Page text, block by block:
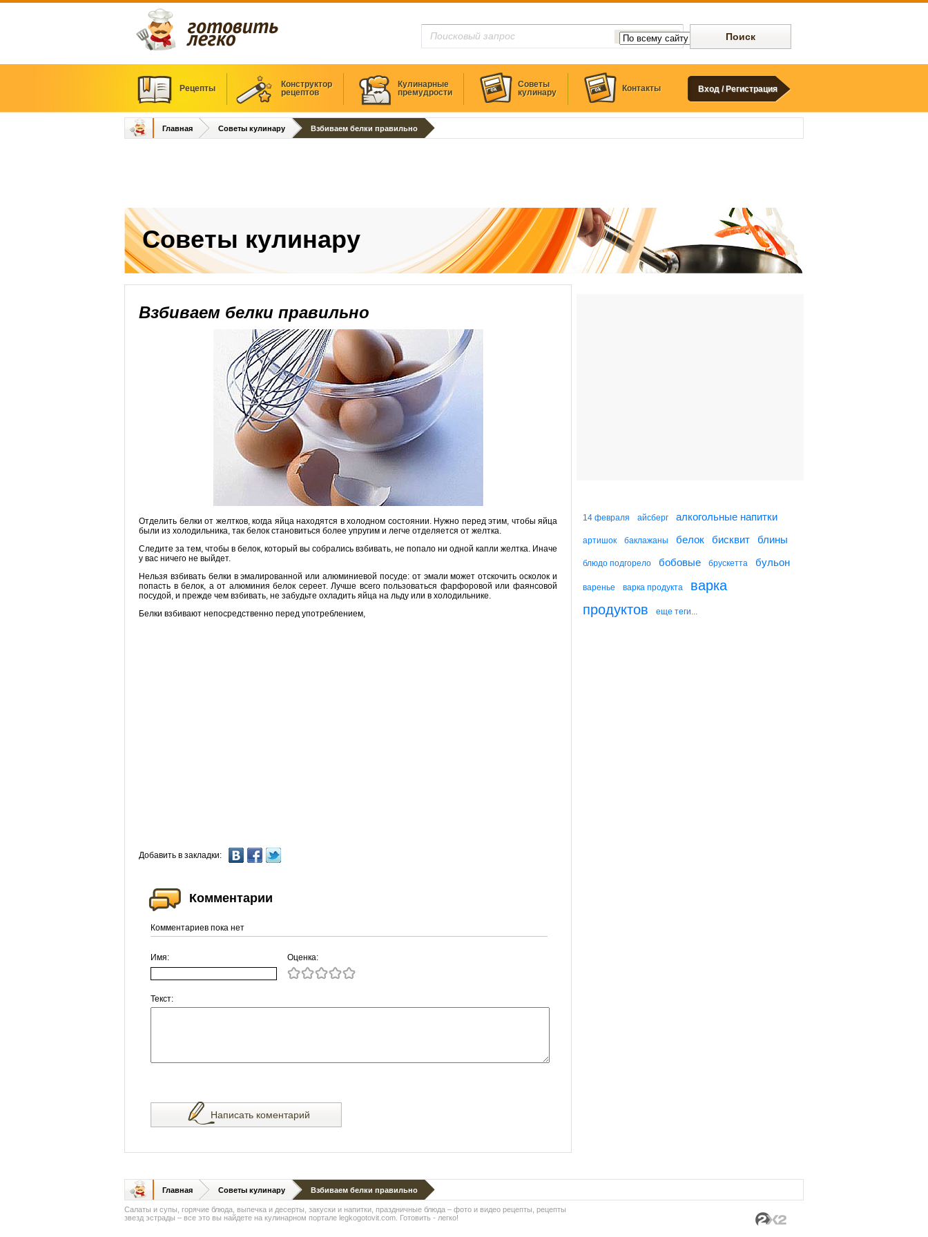
Рецепты
Конструктор
рецептов
Кулинарные
премудрости
Советы
кулинару
Контакты Вход / Регистрация
Главная Советы кулинару Взбиваем белки правильно
Советы кулинару
Взбиваем белки правильно
Отделить белки от желтков, когда яйца находятся в холодном состоянии. Нужно перед этим, чтобы яйца
были из холодильника, так белок становиться более упругим и легче отделяется от желтка.
Следите за тем, чтобы в белок, который вы собрались взбивать, не попало ни одной капли желтка. Иначе
у вас ничего не выйдет.
Нельзя взбивать белки в эмалированной или алюминиевой посуде: от эмали может отскочить осколок и
попасть в белок, а от алюминия белок сереет. Лучше всего пользоваться фарфоровой или фаянсовой
посудой, и прежде чем взбивать, не забудьте охладить яйца на льду или в холодильнике.
Белки взбивают непосредственно перед употреблением,
Добавить в закладки:
Комментарии
Комментариев пока нет
Имя: Оценка:
Текст:
Написать коментарий
14 февраля айсберг алкогольные напитки
артишок баклажаны белок бисквит блины
блюдо подгорело бобовые брускетта бульон
варенье варка продукта
варка
продуктов
еще теги...
Главная Советы кулинару Взбиваем белки правильно
Салаты и супы, горячие блюда, выпечка и десерты, закуски и напитки, праздничные блюда – фото и видео рецепты, рецепты
звезд эстрады – все это вы найдете на кулинарном портале legkogotovit.com. Готовить - легко!